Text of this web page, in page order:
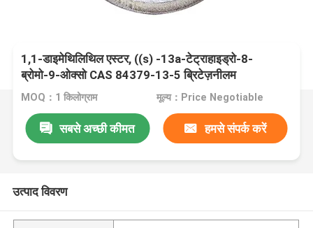
1,1-डाइमेथिलिथिल एस्टर, ((s) -13a-टेट्राहाइड्रो-8-
ब्रोमो-9-ओक्सो CAS 84379-13-5 ब्रिटेज़नीलम
MOQ：1 किलोग्राम मूल्य：Price Negotiable
सबसे अच्छी कीमत हमसे संपर्क करें
उत्पाद विवरण